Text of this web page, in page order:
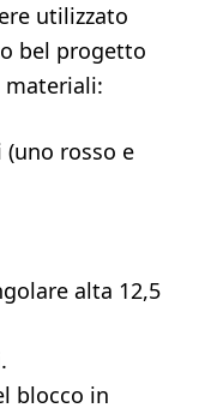
utilizzato
bel progetto
rosso e
alta 12,5
blocco in